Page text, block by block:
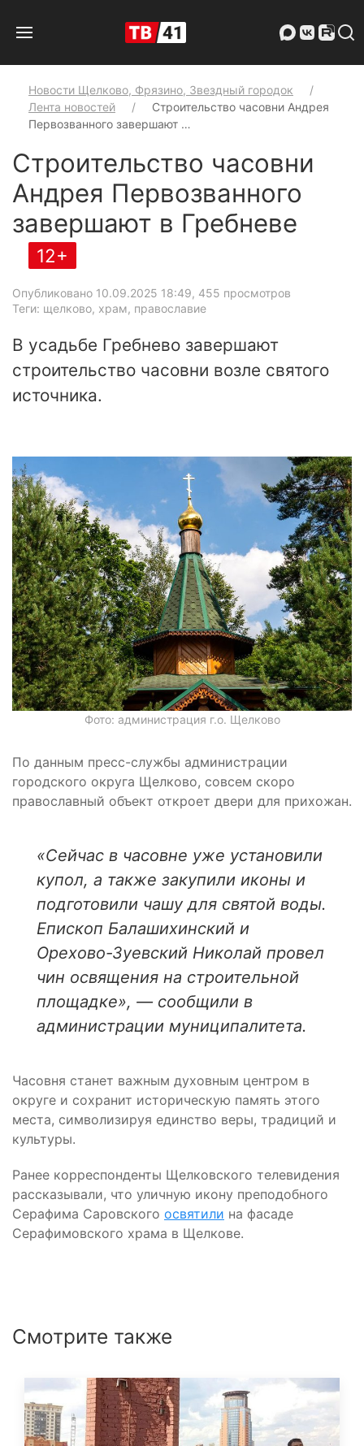
Новости Щелково, Фрязино, Звездный городок
Лента новостей
Строительство часовни Андрея
Первозванного завершают …
Строительство часовни
Андрея Первозванного
завершают в Гребневе
12+
Опубликовано 10.09.2025 18:49, 455 просмотров
Теги: щелково, храм, православие
В усадьбе Гребнево завершают
строительство часовни возле святого
источника.
Фото: администрация г.о. Щелково
По данным пресс-службы администрации
городского округа Щелково, совсем скоро
православный объект откроет двери для прихожан.
«Сейчас в часовне уже установили
купол, а также закупили иконы и
подготовили чашу для святой воды.
Епископ Балашихинский и
Орехово-Зуевский Николай провел
чин освящения на строительной
площадке», — сообщили в
администрации муниципалитета.
Часовня станет важным духовным центром в
округе и сохранит историческую память этого
места, символизируя единство веры, традиций и
культуры.
Ранее корреспонденты Щелковского телевидения
рассказывали, что уличную икону преподобного
Серафима Саровского освятили на фасаде
Серафимовского храма в Щелкове.
Смотрите также